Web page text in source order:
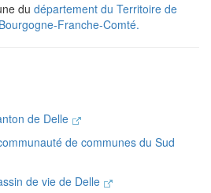
du département du Territoire de
Franche-Comté.
de Delle
de communes du Sud
de vie de Delle